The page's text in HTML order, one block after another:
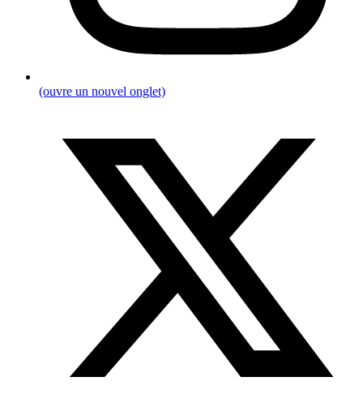
(ouvre un nouvel onglet)